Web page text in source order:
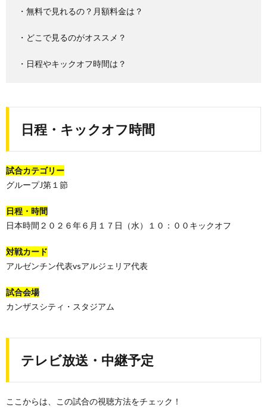
・無料で見れるの？月額料金は？
・どこで見るのがオススメ？
・日程やキックオフ時間は？
日程・キックオフ時間
試合カテゴリー
グループJ第１節
日程・時間
日本時間２０２６年６月１７日（水）１０：００キックオフ
対戦カード
アルゼンチン代表vsアルジェリア代表
試合会場
カンザスシティ・スタジアム
テレビ放送・中継予定
ここからは、この試合の視聴方法をチェック！